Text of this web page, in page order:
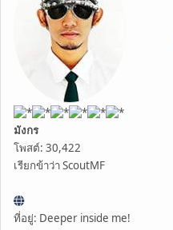
มังกร
โพสต์: 30,422
เรียกข้าว่า ScoutMF
ที่อยู่: Deeper inside me!